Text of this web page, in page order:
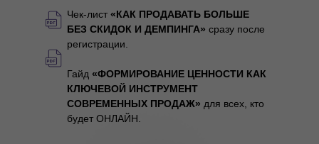
Чек-лист «КАК ПРОДАВАТЬ БОЛЬШЕ
БЕЗ СКИДОК И ДЕМПИНГА» сразу после
регистрации.
Гайд «ФОРМИРОВАНИЕ ЦЕННОСТИ КАК
КЛЮЧЕВОЙ ИНСТРУМЕНТ
СОВРЕМЕННЫХ ПРОДАЖ» для всех, кто
будет ОНЛАЙН.